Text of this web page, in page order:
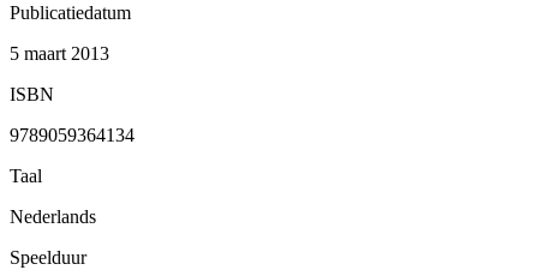
Publicatiedatum
5 maart 2013
ISBN
9789059364134
Taal
Nederlands
Speelduur